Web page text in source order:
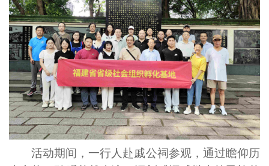
活动期间，一行人赴戚公祠参观，通过瞻仰历